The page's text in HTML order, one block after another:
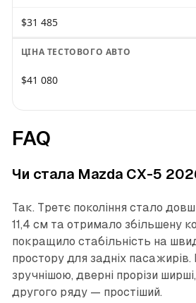
$31 485
ЦІНА ТЕСТОВОГО АВТО
$41 080
FAQ
Чи стала Mazda CX-5
Так. Третє покоління стало
11,4 см та отримало збільшену
покращило стабільність на
простору для задніх
зручнішою, дверні прорізи
другого ряду — простіший.